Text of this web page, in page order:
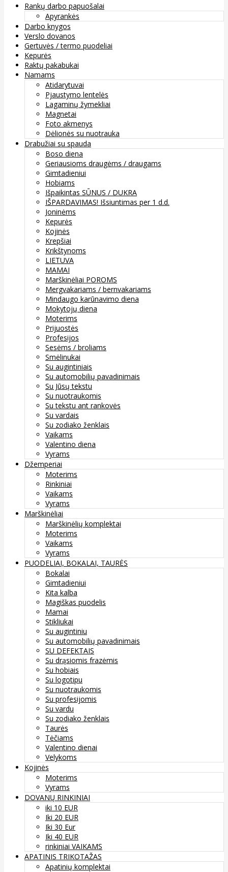
Rankų darbo papuošalai
Apyrankės
Darbo knygos
Verslo dovanos
Gertuvės / termo puodeliai
Kepurės
Raktų pakabukai
Namams
Atidarytuvai
Pjaustymo lentelės
Lagaminų žymekliai
Magnetai
Foto akmenys
Dėlionės su nuotrauka
Drabužiai su spauda
Boso diena
Geriausioms draugėms / draugams
Gimtadieniui
Hobiams
Išpaikintas SŪNUS / DUKRA
IŠPARDAVIMAS! Išsiuntimas per 1 d.d.
Joninėms
Kepurės
Kojinės
Krepšiai
Krikštynoms
LIETUVA
MAMAI
Marškinėliai POROMS
Mergvakariams / bernvakariams
Mindaugo karūnavimo diena
Mokytojų diena
Moterims
Prijuostės
Profesijos
Sesėms / broliams
Smėlinukai
Su augintiniais
Su automobilių pavadinimais
Su Jūsų tekstu
Su nuotraukomis
Su tekstu ant rankovės
Su vardais
Su zodiako ženklais
Vaikams
Valentino diena
Vyrams
Džemperiai
Moterims
Rinkiniai
Vaikams
Vyrams
Marškinėliai
Marškinėlių komplektai
Moterims
Vaikams
Vyrams
PUODELIAI, BOKALAI, TAURĖS
Bokalai
Gimtadieniui
Kita kalba
Magiškas puodelis
Mamai
Stikliukai
Su augintiniu
Su automobilių pavadinimais
SU DEFEKTAIS
Su drąsiomis frazėmis
Su hobiais
Su logotipu
Su nuotraukomis
Su profesijomis
Su vardu
Su zodiako ženklais
Taurės
Tėčiams
Valentino dienai
Velykoms
Kojinės
Moterims
Vyrams
DOVANŲ RINKINIAI
iki 10 EUR
Iki 20 EUR
Iki 30 Eur
Iki 40 EUR
rinkiniai VAIKAMS
APATINIS TRIKOTAŽAS
Apatinių komplektai